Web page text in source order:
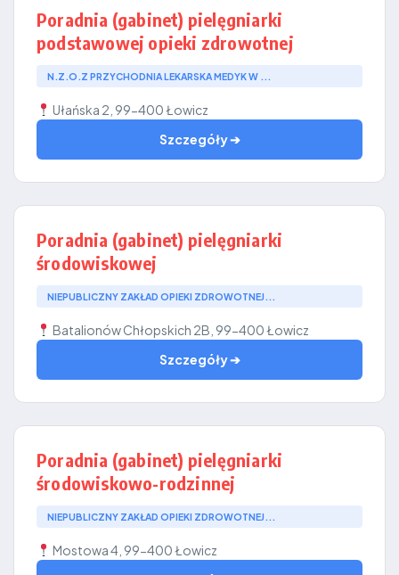
Poradnia (gabinet) pielęgniarki
podstawowej opieki zdrowotnej
N.Z.O.Z PRZYCHODNIA LEKARSKA MEDYK W ...
Ułańska 2, 99-400 Łowicz
Szczegóły ➔
Poradnia (gabinet) pielęgniarki
środowiskowej
NIEPUBLICZNY ZAKŁAD OPIEKI ZDROWOTNEJ...
Batalionów Chłopskich 2B, 99-400 Łowicz
Szczegóły ➔
Poradnia (gabinet) pielęgniarki
środowiskowo-rodzinnej
NIEPUBLICZNY ZAKŁAD OPIEKI ZDROWOTNEJ...
Mostowa 4, 99-400 Łowicz